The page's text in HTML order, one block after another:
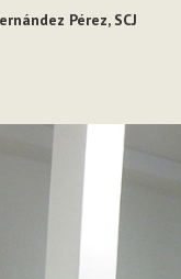
Pérez, SCJ